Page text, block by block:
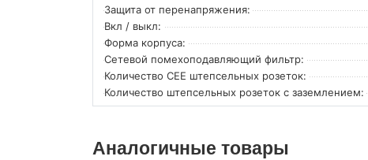
Защита от перенапряжения:
Вкл / выкл:
Форма корпуса:
Сетевой помехоподавляющий фильтр:
Количество CEE штепсельных розеток:
Количество штепсельных розеток с заземлением:
Аналогичные товары